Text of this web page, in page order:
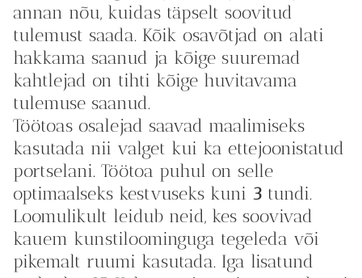
annan nõu, kuidas täpselt soovitud
tulemust saada. Kõik osavõtjad on alati
hakkama saanud ja kõige suuremad
kahtlejad on tihti kõige huvitavama
tulemuse saanud.
Töötoas osalejad saavad maalimiseks
kasutada nii valget kui ka ettejoonistatud
portselani. Töötoa puhul on selle
optimaalseks kestvuseks kuni 3 tundi.
Loomulikult leidub neid, kes soovivad
kauem kunstiloominguga tegeleda või
pikemalt ruumi kasutada. Iga lisatund